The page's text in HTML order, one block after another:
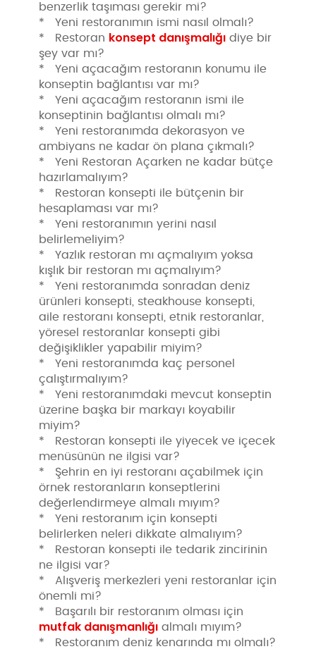
benzerlik taşıması gerekir mi?
* Yeni restoranımın ismi nasıl olmalı?
* Restoran konsept danışmalığı diye bir
şey var mı?
* Yeni açacağım restoranın konumu ile
konseptin bağlantısı var mı?
* Yeni açacağım restoranın ismi ile
konseptinin bağlantısı olmalı mı?
* Yeni restoranımda dekorasyon ve
ambiyans ne kadar ön plana çıkmalı?
* Yeni Restoran Açarken ne kadar bütçe
hazırlamalıyım?
* Restoran konsepti ile bütçenin bir
hesaplaması var mı?
* Yeni restoranımın yerini nasıl
belirlemeliyim?
* Yazlık restoran mı açmalıyım yoksa
kışlık bir restoran mı açmalıyım?
* Yeni restoranımda sonradan deniz
ürünleri konsepti, steakhouse konsepti,
aile restoranı konsepti, etnik restoranlar,
yöresel restoranlar konsepti gibi
değişiklikler yapabilir miyim?
* Yeni restoranımda kaç personel
çalıştırmalıyım?
* Yeni restoranımdaki mevcut konseptin
üzerine başka bir markayı koyabilir
miyim?
* Restoran konsepti ile yiyecek ve içecek
menüsünün ne ilgisi var?
* Şehrin en iyi restoranı açabilmek için
örnek restoranların konseptlerini
değerlendirmeye almalı mıyım?
* Yeni restoranım için konsepti
belirlerken neleri dikkate almalıyım?
* Restoran konsepti ile tedarik zincirinin
ne ilgisi var?
* Alışveriş merkezleri yeni restoranlar için
önemli mi?
* Başarılı bir restoranım olması için
mutfak danışmanlığı almalı mıyım?
* Restoranım deniz kenarında mı olmalı?